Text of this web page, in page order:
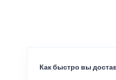
Как быстро вы